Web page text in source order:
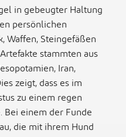
in gebeugter Haltung
persönlichen
Waffen, Steingefäßen
stammten aus
Iran,
zeigt, dass es im
zu einem regen
Bei einem der Funde
die mit ihrem Hund